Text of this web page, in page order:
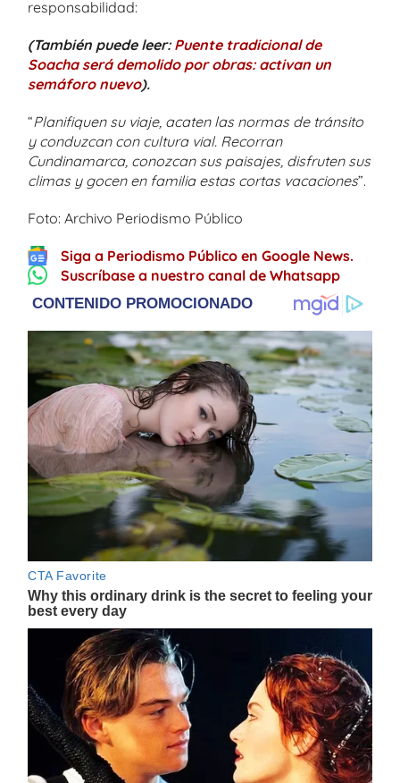
responsabilidad:
(También puede leer: Puente tradicional de
Soacha será demolido por obras: activan un
semáforo nuevo).
“Planifiquen su viaje, acaten las normas de tránsito
y conduzcan con cultura vial. Recorran
Cundinamarca, conozcan sus paisajes, disfruten sus
climas y gocen en familia estas cortas vacaciones”.
Foto: Archivo Periodismo Público
Siga a Periodismo Público en Google News.
Suscríbase a nuestro canal de Whatsapp